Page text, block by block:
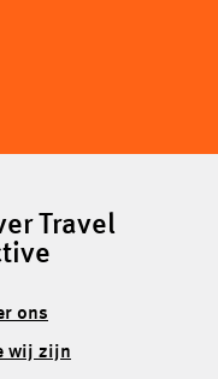
Travel
ons
wij zijn